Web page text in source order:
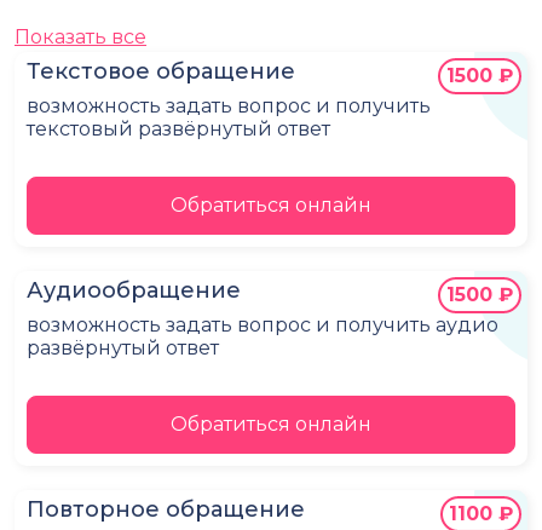
Текстовое обращение
возможность задать вопрос и получить
текстовый развёрнутый ответ
1500 ₽
Обратиться онлайн
Аудиообращение
возможность задать вопрос и получить аудио
развёрнутый ответ
1500 ₽
Обратиться онлайн
Повторное обращение 1100 ₽
Показать все